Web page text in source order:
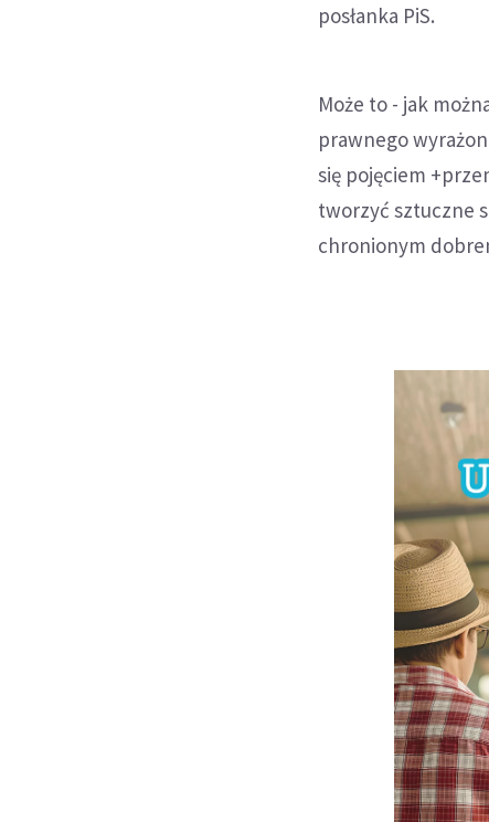
posłanka PiS.
Może to - jak
prawnego
się pojęciem
tworzyć sztuczne
chronionym